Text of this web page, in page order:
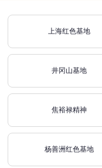
上海红色基地
井冈山基地
焦裕禄精神
杨善洲红色基地